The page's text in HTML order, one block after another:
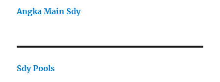
Angka Main Sdy
Sdy Pools